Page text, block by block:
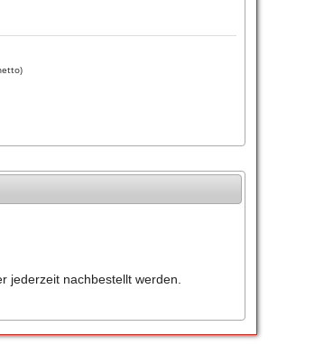
jederzeit nachbestellt werden.